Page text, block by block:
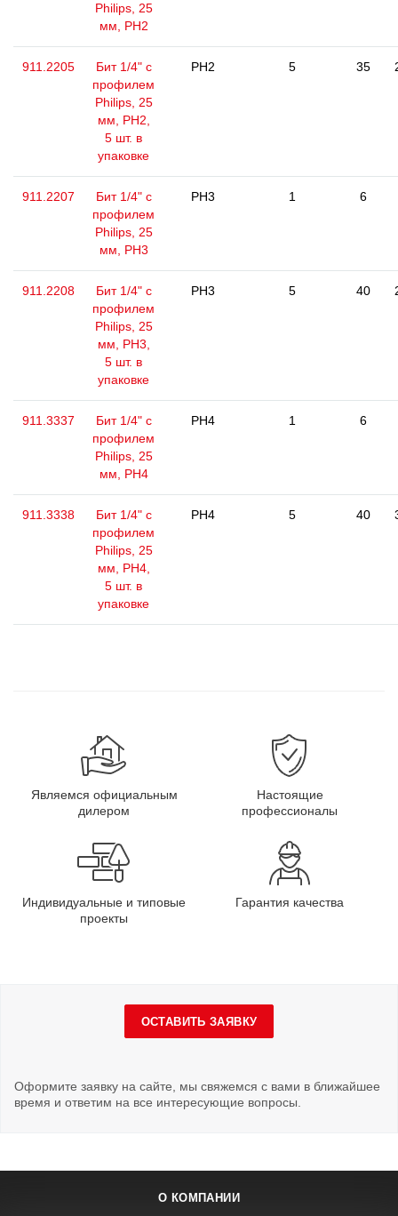
Philips, 25
мм, РН2
911.2205
Бит 1/4" с
профилем
Philips, 25
мм, РН2,
5 шт. в
упаковке
PH2 5 35
911.2207
Бит 1/4" с
профилем
Philips, 25
мм, РН3
PH3 1 6
911.2208
Бит 1/4" с
профилем
Philips, 25
мм, РН3,
5 шт. в
упаковке
PH3 5 40
911.3337
Бит 1/4" с
профилем
Philips, 25
мм, РН4
PH4 1 6
911.3338
Бит 1/4" с
профилем
Philips, 25
мм, РН4,
5 шт. в
упаковке
PH4 5 40
Являемся официальным
дилером
Настоящие
профессионалы
Индивидуальные и типовые
проекты
Гарантия качества
ОСТАВИТЬ ЗАЯВКУ
Оформите заявку на сайте, мы свяжемся с вами в ближайшее
время и ответим на все интересующие вопросы.
О КОМПАНИИ